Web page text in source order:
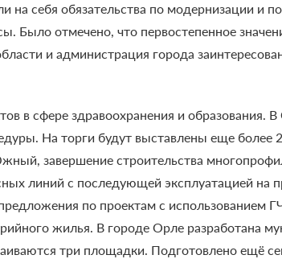
себя обязательства по модернизации и
Было отмечено, что первостепенное
и администрация города
в сфере здравоохранения и образования.
На торги будут выставлены еще более
завершение строительства
линий с последующей эксплуатацией на
по проектам с использованием
жилья. В городе Орле разработана
три площадки. Подготовлено ещё